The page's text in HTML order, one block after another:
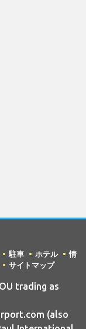
駐車 ホテル
情
サイトマップ
trading as
(also